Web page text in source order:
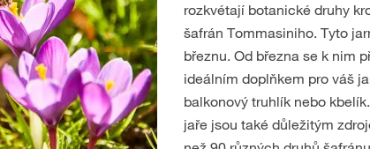
rozkvétají botanické druhy
šafrán Tommasiniho. Tyto
březnu. Od března se k nim
ideálním doplňkem pro váš
balkonový truhlík nebo
jaře jsou také důležitým